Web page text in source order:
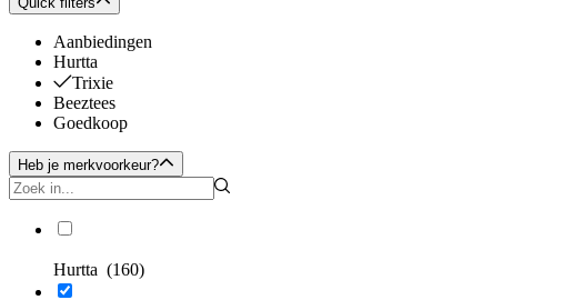
Aanbiedingen
Hurtta
Trixie
Beeztees
Goedkoop
Heb je merkvoorkeur?
Hurtta (160)